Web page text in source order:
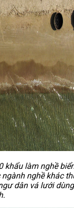
khẩu làm nghề
nghề khác
dân vá lưới